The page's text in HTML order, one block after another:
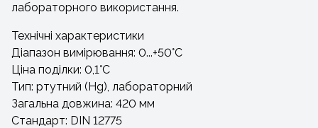
лабораторного використання.
Технічні характеристики
Діапазон вимірювання: 0...+50°C
Ціна поділки: 0,1°C
Тип: ртутний (Hg), лабораторний
Загальна довжина: 420 мм
Стандарт: DIN 12775